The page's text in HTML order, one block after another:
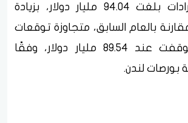
وسجلت أبل إيرادات بلغت 94.04 مليار دولار، بزيادة
من 10% مقارنة بالعام السابق، متجاوزة توقعات
السوق التي توقفت عند 89.54 مليار دولار، وفقًا
بورصات لندن.